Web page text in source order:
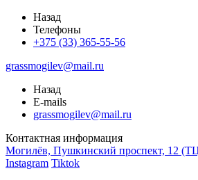
Назад
Телефоны
+375 (33) 365-55-56
grassmogilev@mail.ru
Назад
E-mails
grassmogilev@mail.ru
Контактная информация
Могилёв, Пушкинский проспект, 12
Instagram Tiktok